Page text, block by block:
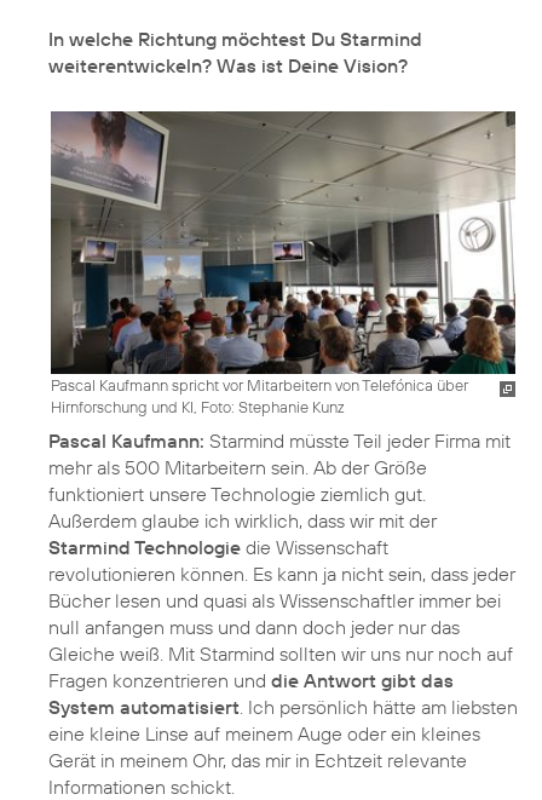
In welche Richtung möchtest Du Starmind
weiterentwickeln? Was ist Deine Vision?
Pascal Kaufmann spricht vor Mitarbeitern von Telefónica über
Hirnforschung und KI, Foto: Stephanie Kunz
Pascal Kaufmann: Starmind müsste Teil jeder Firma mit
mehr als 500 Mitarbeitern sein. Ab der Größe
funktioniert unsere Technologie ziemlich gut.
Außerdem glaube ich wirklich, dass wir mit der
Starmind Technologie die Wissenschaft
revolutionieren können. Es kann ja nicht sein, dass jeder
Bücher lesen und quasi als Wissenschaftler immer bei
null anfangen muss und dann doch jeder nur das
Gleiche weiß. Mit Starmind sollten wir uns nur noch auf
Fragen konzentrieren und die Antwort gibt das
System automatisiert . Ich persönlich hätte am liebsten
eine kleine Linse auf meinem Auge oder ein kleines
Gerät in meinem Ohr, das mir in Echtzeit relevante
Informationen schickt.